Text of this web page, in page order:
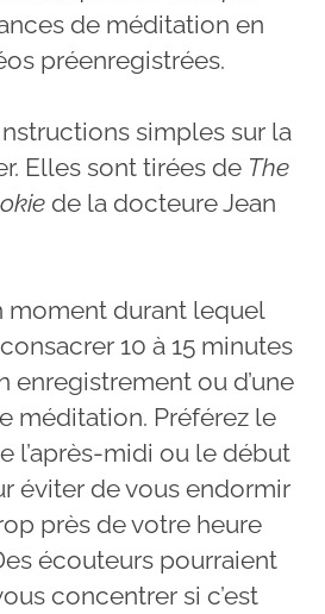
de méditation en
préenregistrées.
simples sur la
Elles sont tirées de The
de la docteure Jean
moment durant lequel
10 à 15 minutes
enregistrement ou d’une
méditation. Préférez le
l’après-midi ou le début
éviter de vous endormir
près de votre heure
écouteurs pourraient
concentrer si c’est